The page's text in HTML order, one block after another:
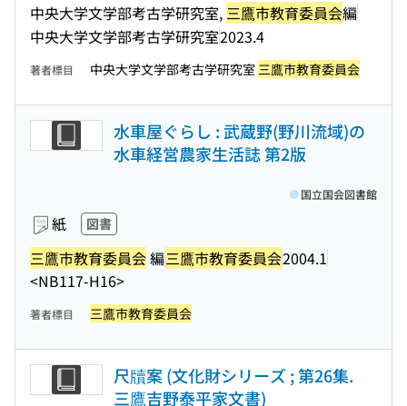
中央大学文学部考古学研究室, 三鷹市教育委員会編
中央大学文学部考古学研究室2023.4
著者標目 中央大学文学部考古学研究室 三鷹市教育委員会
水車屋ぐらし : 武蔵野(野川流域)の
水車経営農家生活誌 第2版
紙 図書
三鷹市教育委員会編三鷹市教育委員会2004.1
<NB117-H16>
国立国会図書館
著者標目 三鷹市教育委員会
尺牘案 (文化財シリーズ ; 第26集.
三鷹吉野泰平家文書)